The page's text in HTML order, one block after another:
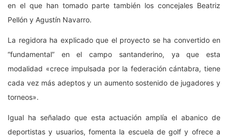
en el que han tomado parte también los concejales Beatriz
Pellón y Agustín Navarro.
La regidora ha explicado que el proyecto se ha convertido en
“fundamental” en el campo santanderino, ya que esta
modalidad «crece impulsada por la federación cántabra, tiene
cada vez más adeptos y un aumento sostenido de jugadores y
torneos».
Igual ha señalado que esta actuación amplía el abanico de
deportistas y usuarios, fomenta la escuela de golf y ofrece a